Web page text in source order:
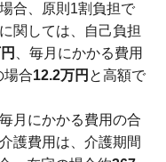
合、原則1割負担で
関しては、自己負担
、毎月にかかる費用
場合12.2万円 と高額で
月にかかる費用の合
護費用は、介護期間